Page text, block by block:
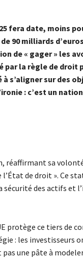
fera date, moins
90 milliards
de « gager » les
par la règle de droit
s’aligner sur des
: c’est un
réaffirmant sa
de droit ». Ce
des actifs et
protège ce tiers de
: les investisseurs
une pâte à